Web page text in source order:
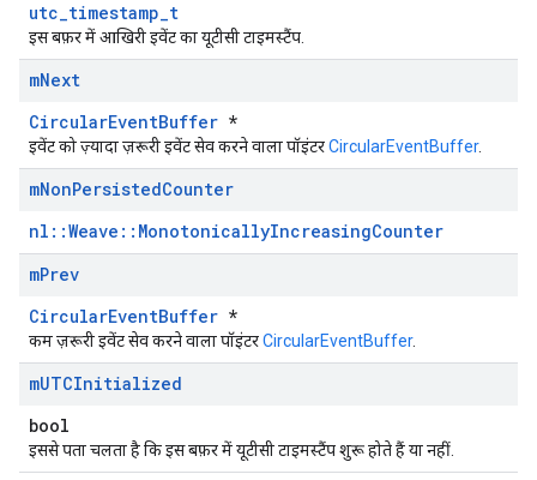
utc_timestamp_t
इस बफ़र में आखिरी इवेंट का यूटीसी टाइमस्टैंप.
mNext
CircularEventBuffer *
इवेंट को ज़्यादा ज़रूरी इवेंट सेव करने वाला पॉइंटरCircularEventBuffer.
mNonPersistedCounter
nl::Weave::MonotonicallyIncreasingCounter
mPrev
CircularEventBuffer *
कम ज़रूरी इवेंट सेव करने वाला पॉइंटरCircularEventBuffer.
mUTCInitialized
bool
इससे पता चलता है कि इस बफ़र में यूटीसी टाइमस्टैंप शुरू होते हैं या नहीं.